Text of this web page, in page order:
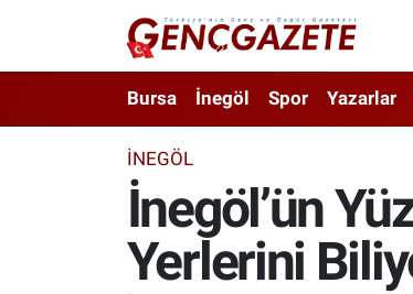
Bursa İnegöl Spor Yazarlar
İNEGÖL
İnegöl’ün
Yerlerini
3.SAYFA
Nöbetçi Eczaneler
Trafik Durumu
Süper Lig Puan Durumu ve Fikstür